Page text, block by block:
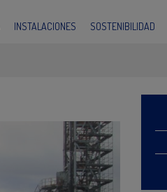
INSTALACIONES SOSTENIBILIDAD